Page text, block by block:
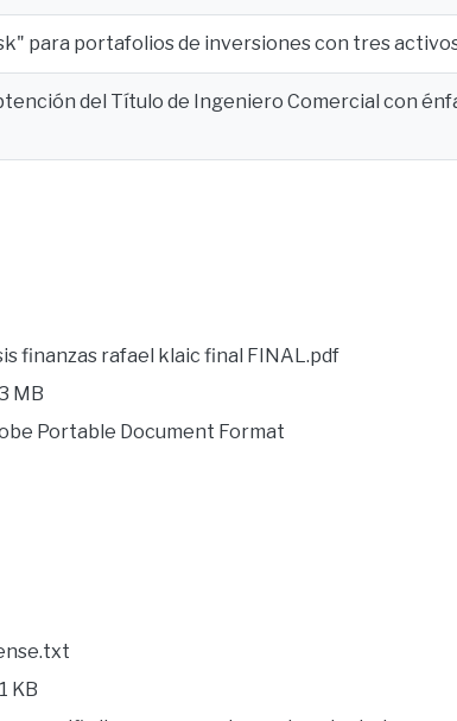
para portafolios de inversiones con tres
del Título de Ingeniero Comercial con
finanzas rafael klaic final FINAL.pdf
MB
Portable Document Format
KB